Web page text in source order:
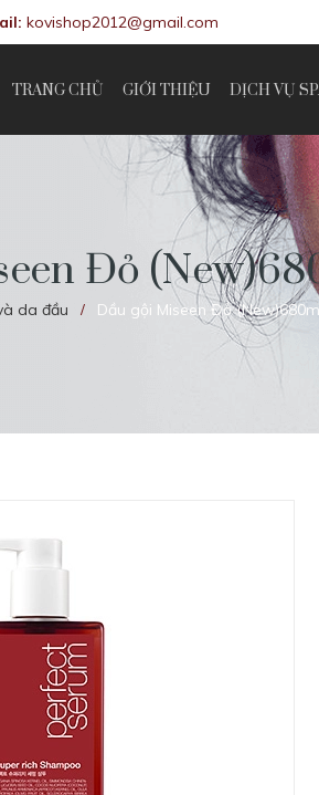
kovishop2012@gmail.com
TRANG CHỦ GIỚI THIỆU DỊCH VỤ
Đỏ
da đầu / Dầu gội Miseen Đỏ